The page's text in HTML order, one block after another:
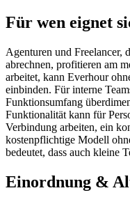
Für wen eignet
Agenturen und Freelancer,
abrechnen, profitieren am
arbeitet, kann Everhour
einbinden. Für interne
Funktionsumfang
Funktionalität kann für
Verbindung arbeiten, ein
kostenpflichtige Modell
bedeutet, dass auch kleine
Einordnung &